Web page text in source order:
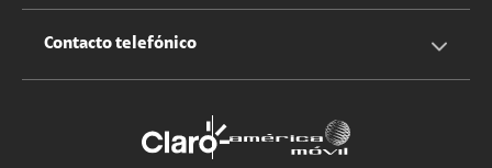
Propietario terreno antenas
Durabilidad de bienes
Estado de Servicios
Iniciar sesión
Contacto telefónico